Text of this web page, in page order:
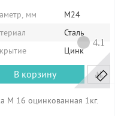
мм
М24
Сталь
Цинк
В корзину
4.1
М 16 оцинкованная 1кг.